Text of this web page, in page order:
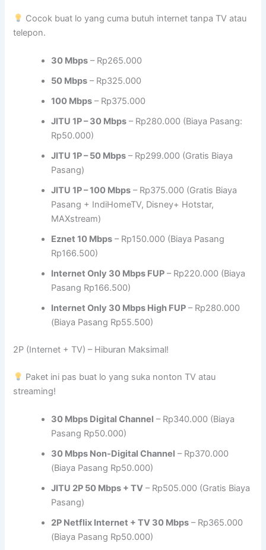
Cocok buat lo yang cuma butuh internet tanpa TV atau
telepon.
30 Mbps – Rp265.000
50 Mbps – Rp325.000
100 Mbps – Rp375.000
JITU 1P – 30 Mbps – Rp280.000 (Biaya Pasang:
Rp50.000)
JITU 1P – 50 Mbps – Rp299.000 (Gratis Biaya
Pasang)
JITU 1P – 100 Mbps – Rp375.000 (Gratis Biaya
Pasang + IndiHomeTV, Disney+ Hotstar,
MAXstream)
Eznet 10 Mbps – Rp150.000 (Biaya Pasang
Rp166.500)
Internet Only 30 Mbps FUP – Rp220.000 (Biaya
Pasang Rp166.500)
Internet Only 30 Mbps High FUP – Rp280.000
(Biaya Pasang Rp55.500)
2P (Internet + TV) – Hiburan Maksimal!
Paket ini pas buat lo yang suka nonton TV atau
streaming!
30 Mbps Digital Channel – Rp340.000 (Biaya
Pasang Rp50.000)
30 Mbps Non-Digital Channel – Rp370.000
(Biaya Pasang Rp50.000)
JITU 2P 50 Mbps + TV – Rp505.000 (Gratis Biaya
Pasang)
2P Netflix Internet + TV 30 Mbps – Rp365.000
(Biaya Pasang Rp50.000)